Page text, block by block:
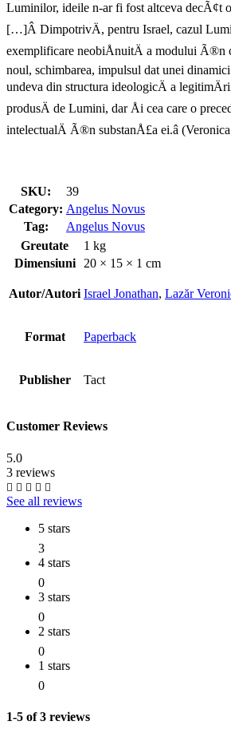
Luminilor, ideile n-ar fi fost altceva decÃ¢t o
[…]Â DimpotrivÄ, pentru Israel, cazul
exemplificare neobiÅnuitÄ a modului
noul, schimbarea, impulsul dat unei
undeva din structura ideologicÄ a legitimÄrii.
produsÄ de Lumini, dar Åi cea care o
intelectualÄ Ã®n substanÅ£a ei.â
SKU:
39
Category: Angelus Novus
Tag:
Angelus Novus
Greutate
1 kg
Dimensiuni
20 × 15 × 1 cm
Autor/Autori Israel Jonathan, Lazăr
Format Paperback
Publisher Tact
Customer Reviews
5.0
3 reviews
See all reviews
5 stars
3
4 stars
0
3 stars
0
2 stars
0
1 stars
0
1-5 of 3 reviews